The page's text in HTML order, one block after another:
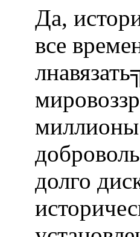
Да,
все
миллионы
долго